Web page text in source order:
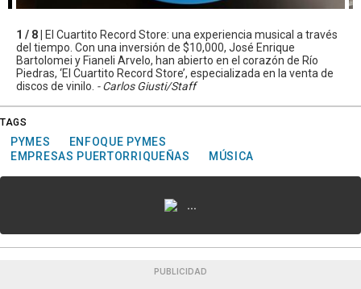
1 / 8 |
El Cuartito Record Store: una experiencia musical a través
del tiempo. Con una inversión de $10,000, José Enrique
Bartolomei y Fianeli Arvelo, han abierto en el corazón de Río
Piedras, ‘El Cuartito Record Store’, especializada en la venta de
discos de vinilo. - Carlos Giusti/Staff
TAGS
PYMES
ENFOQUE PYMES
EMPRESAS PUERTORRIQUEÑAS
MÚSICA
...
PUBLICIDAD